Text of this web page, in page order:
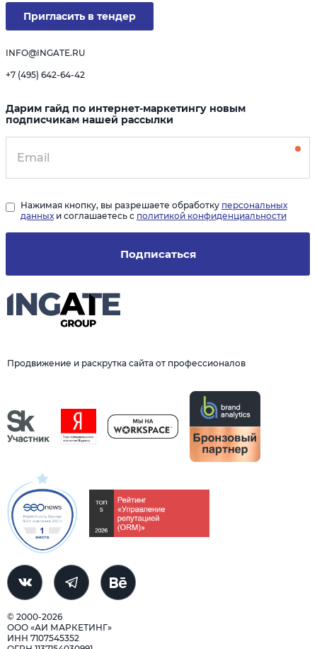
Продвижение и раскрутка сайта от профессионалов
© 2000-2026
ООО «АИ МАРКЕТИНГ»
ИНН 7107545352
Пригласить в тендер
INFO@INGATE.RU
+7 (495) 642-64-42
Дарим гайд по интернет-маркетингу новым
подписчикам нашей рассылки
Подписаться
Нажимая кнопку, вы разрешаете обработку персональных
данных и соглашаетесь с политикой конфиденциальности